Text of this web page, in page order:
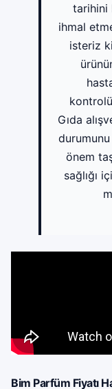
tarihini
ihmal
isteriz
Gıda
önem
sağlığı
Bim Parfüm Fiyatı